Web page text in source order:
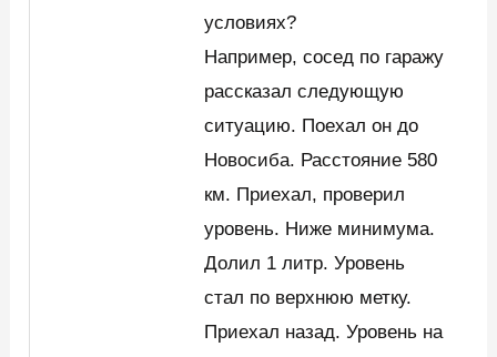
условиях?
Например, сосед по гаражу
рассказал следующую
ситуацию. Поехал он до
Новосиба. Расстояние 580
км. Приехал, проверил
уровень. Ниже минимума.
Долил 1 литр. Уровень
стал по верхнюю метку.
Приехал назад. Уровень на